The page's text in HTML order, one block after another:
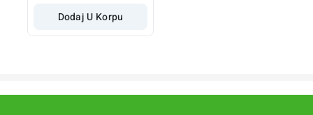
Dodaj U Korpu